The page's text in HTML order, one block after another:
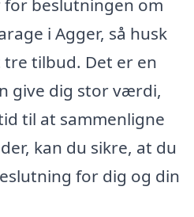
for beslutningen om
i Agger, så husk
tilbud. Det er en
give dig stor værdi,
til at sammenligne
kan du sikre, at du
for dig og din